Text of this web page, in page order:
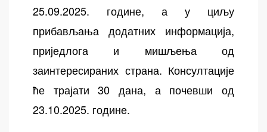
25.09.2025. године, а у циљу
прибављања додатних информација,
приједлога и мишљења од
заинтересираних страна. Консултације
ће трајати 30 дана, а почевши од
23.10.2025. године.